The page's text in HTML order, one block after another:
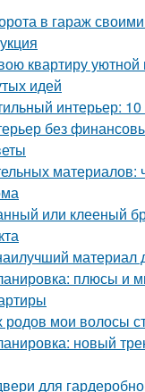
в гараж
квартиру уютной
идей
интерьер:
без
материалов:
или клееный
материал
плюсы и
мои волосы
новый
для